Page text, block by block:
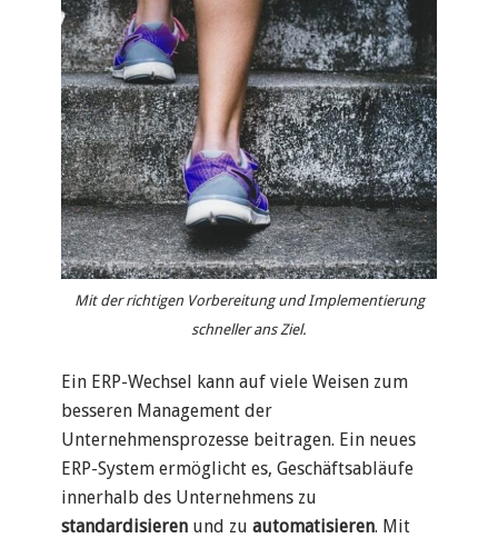
Mit der richtigen Vorbereitung und Implementierung
schneller ans Ziel.
Ein ERP-Wechsel kann auf viele Weisen zum
besseren Management der
Unternehmensprozesse beitragen. Ein neues
ERP-System ermöglicht es, Geschäftsabläufe
innerhalb des Unternehmens zu
standardisieren und zu automatisieren. Mit